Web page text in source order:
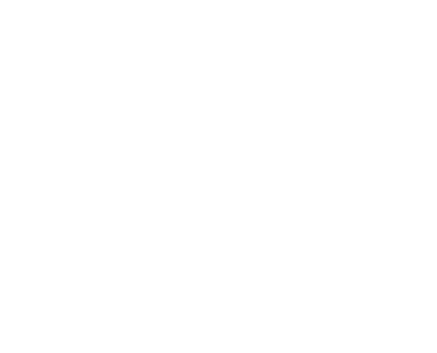
Mithilfe: Senden Sie uns unter der E-Mail-
nicht barrierefrei zugänglich [ist] [sind],